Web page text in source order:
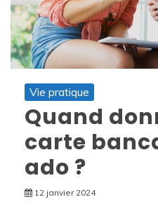
Vie pratique
Quand
carte
ado ?
12 janvier 2024